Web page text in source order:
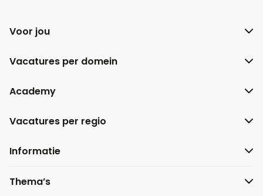
Voor jou
Vacatures per domein
Academy
Vacatures per regio
Informatie
Thema’s